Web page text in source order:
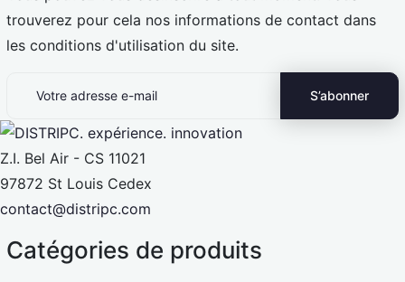
trouverez pour cela nos informations de contact dans
les conditions d'utilisation du site.
Z.I. Bel Air - CS 11021
97872 St Louis Cedex
contact@distripc.com
Catégories de produits